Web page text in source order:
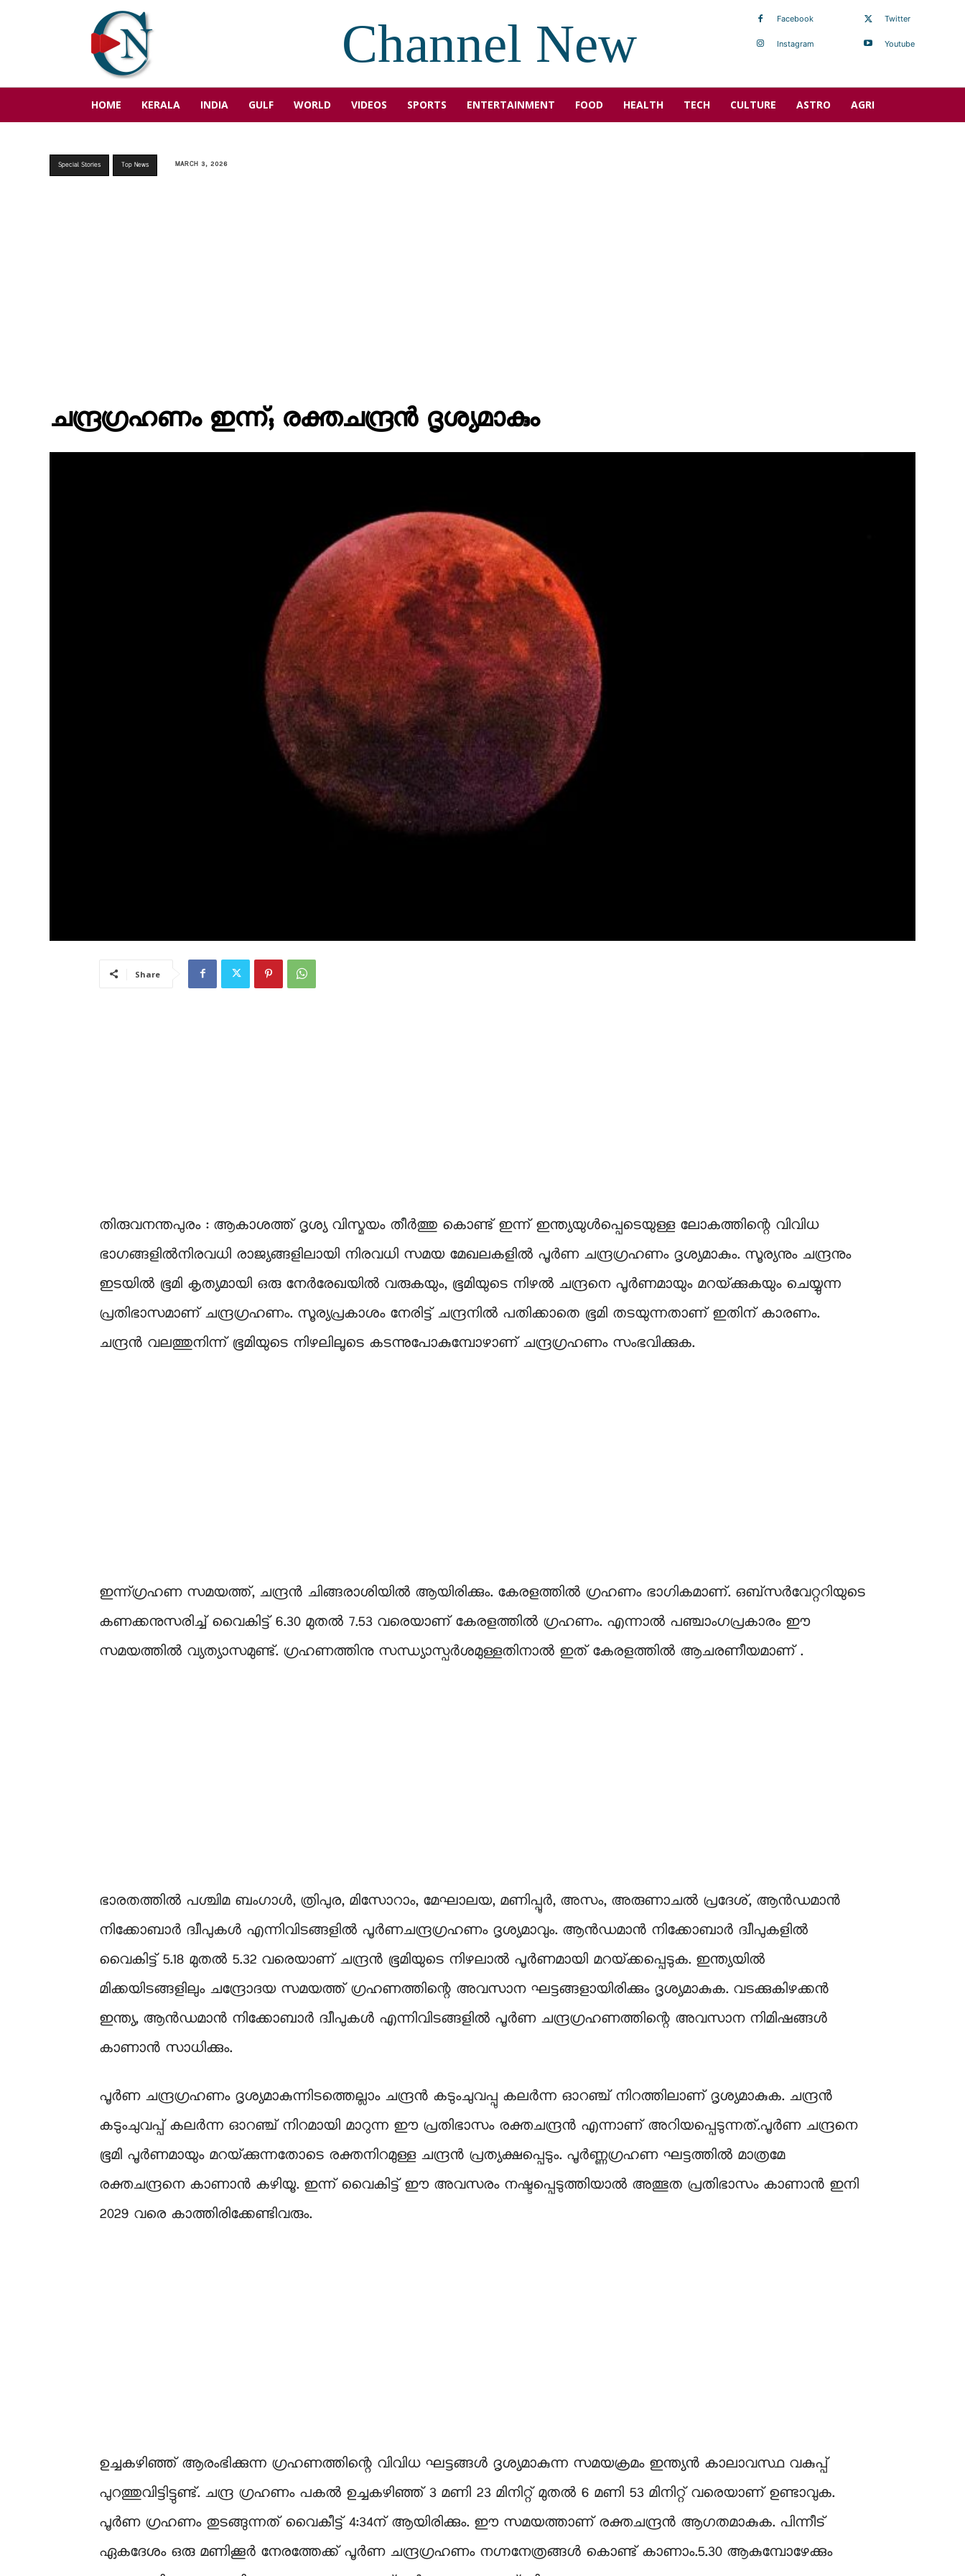
Channel New Facebook
Instagram
Twitter
Youtube
HOME KERALA INDIA GULF WORLD VIDEOS SPORTS ENTERTAINMENT FOOD HEALTH TECH CULTURE ASTRO AGRI
Special Stories Top News MARCH 3, 2026
ചന്ദ്രഗ്രഹണം ഇന്ന്; രക്തചന്ദ്രൻ ദൃശ്യമാകും
Share
തിരുവനന്തപുരം : ആകാശത്ത് ദൃശ്യ വിസ്മയം തീർത്തു കൊണ്ട് ഇന്ന് ഇന്ത്യയുൾപ്പെടെയുള്ള ലോകത്തിന്റെ വിവിധ
ഭാഗങ്ങളിൽനിരവധി രാജ്യങ്ങളിലായി നിരവധി സമയ മേഖലകളില്‍ പൂർണ ചന്ദ്രഗ്രഹണം ദൃശ്യമാകും. സൂര്യനും ചന്ദ്രനും
ഇടയിൽ ഭൂമി കൃത്യമായി ഒരു നേർരേഖയിൽ വരുകയും, ഭൂമിയുടെ നിഴൽ ചന്ദ്രനെ പൂർണമായും മറയ്‌ക്കുകയും ചെയ്യുന്ന
പ്രതിഭാസമാണ് ചന്ദ്രഗ്രഹണം. സൂര്യപ്രകാശം നേരിട്ട് ചന്ദ്രനിൽ പതിക്കാതെ ഭൂമി തടയുന്നതാണ് ഇതിന് കാരണം.
ചന്ദ്രന്‍ വലത്തുനിന്ന് ഭൂമിയുടെ നിഴലിലൂടെ കടന്നുപോകുമ്പോഴാണ് ചന്ദ്രഗ്രഹണം സംഭവിക്കുക.
ഇന്ന്ഗ്രഹണ സമയത്ത്, ചന്ദ്രന്‍ ചിങ്ങരാശിയില്‍ ആയിരിക്കും. കേരളത്തില്‍ ഗ്രഹണം ഭാഗികമാണ്. ഒബ്‌സര്‍വേറ്ററിയുടെ
കണക്കനുസരിച്ച് വൈകിട്ട് 6.30 മുതല്‍ 7.53 വരെയാണ് കേരളത്തില്‍ ഗ്രഹണം. എന്നാല്‍ പഞ്ചാംഗപ്രകാരം ഈ
സമയത്തില്‍ വ്യത്യാസമുണ്ട്. ഗ്രഹണത്തിനു സന്ധ്യാസ്പര്‍ശമുള്ളതിനാല്‍ ഇത് കേരളത്തില്‍ ആചരണീയമാണ് .
ഭാരതത്തില്‍ പശ്ചിമ ബംഗാള്‍, ത്രിപുര, മിസോറാം, മേഘാലയ, മണിപ്പൂര്‍, അസം, അരുണാചല്‍ പ്രദേശ്, ആന്‍ഡമാന്‍
നിക്കോബാര്‍ ദ്വീപുകള്‍ എന്നിവിടങ്ങളില്‍ പൂര്‍ണചന്ദ്രഗ്രഹണം ദൃശ്യമാവും. ആന്‍ഡമാന്‍ നിക്കോബാര്‍ ദ്വീപുകളില്‍
വൈകിട്ട് 5.18 മുതല്‍ 5.32 വരെയാണ് ചന്ദ്രന്‍ ഭൂമിയുടെ നിഴലാല്‍ പൂര്‍ണമായി മറയ്‌ക്കപ്പെടുക. ഇന്ത്യയിൽ
മിക്കയിടങ്ങളിലും ചന്ദ്രോദയ സമയത്ത് ഗ്രഹണത്തിന്റെ അവസാന ഘട്ടങ്ങളായിരിക്കും ദൃശ്യമാകുക. വടക്കുകിഴക്കൻ
ഇന്ത്യ, ആൻഡമാൻ നിക്കോബാർ ദ്വീപുകൾ എന്നിവിടങ്ങളിൽ പൂർണ ചന്ദ്രഗ്രഹണത്തിന്റെ അവസാന നിമിഷങ്ങൾ
കാണാൻ സാധിക്കും.
പൂര്‍ണ ചന്ദ്രഗ്രഹണം ദൃശ്യമാകുന്നിടത്തെല്ലാം ചന്ദ്രന്‍ കടുംചുവപ്പു കലര്‍ന്ന ഓറഞ്ച് നിറത്തിലാണ് ദൃശ്യമാകുക. ചന്ദ്രന്‍
കടുംചുവപ്പ് കലര്‍ന്ന ഓറഞ്ച് നിറമായി മാറുന്ന ഈ പ്രതിഭാസം രക്തചന്ദ്രന്‍ എന്നാണ് അറിയപ്പെടുന്നത്.പൂർണ ചന്ദ്രനെ
ഭൂമി പൂർണമായും മറയ്‌ക്കുന്നതോടെ രക്തനിറമുള്ള ചന്ദ്രൻ പ്രത്യക്ഷപ്പെടും. പൂര്‍ണ്ണഗ്രഹണ ഘട്ടത്തില്‍ മാത്രമേ
രക്തചന്ദ്രനെ കാണാന്‍ കഴിയൂ. ഇന്ന് വൈകിട്ട് ഈ അവസരം നഷ്ടപ്പെടുത്തിയാൽ അത്ഭുത പ്രതിഭാസം കാണാൻ ഇനി
2029 വരെ കാത്തിരിക്കേണ്ടിവരും.
ഉച്ചകഴിഞ്ഞ് ആരംഭിക്കുന്ന ഗ്രഹണത്തിന്റെ വിവിധ ഘട്ടങ്ങൾ ദൃശ്യമാകുന്ന സമയക്രമം ഇന്ത്യൻ കാലാവസ്ഥ വകുപ്പ്
പുറത്തുവിട്ടിട്ടുണ്ട്. ചന്ദ്ര ഗ്രഹണം പകൽ ഉച്ചകഴിഞ്ഞ് 3 മണി 23 മിനിറ്റ് മുതൽ 6 മണി 53 മിനിറ്റ് വരെയാണ് ഉണ്ടാവുക.
പൂർണ ഗ്രഹണം തുടങ്ങുന്നത് വൈകീട്ട് 4:34ന് ആയിരിക്കും. ഈ സമയത്താണ് രക്തചന്ദ്രൻ ആഗതമാകുക. പിന്നീട്
ഏകദേശം ഒരു മണിക്കൂർ നേരത്തേക്ക് പൂർണ ചന്ദ്രഗ്രഹണം നഗ്നനേത്രങ്ങൾ കൊണ്ട് കാണാം.5.30 ആകുമ്പോഴേക്കും